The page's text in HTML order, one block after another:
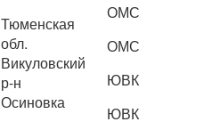
Тюменская
обл.
Викуловский
р-н
Осиновка
ОМС
ОМС
ЮВК
ЮВК